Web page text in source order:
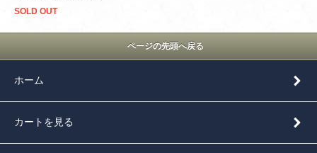
SOLD OUT
ページの先頭へ戻る
ホーム
カートを見る